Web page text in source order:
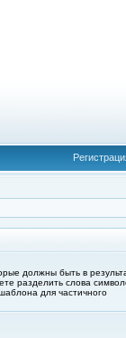
должны быть в
разделить слова
для частичного